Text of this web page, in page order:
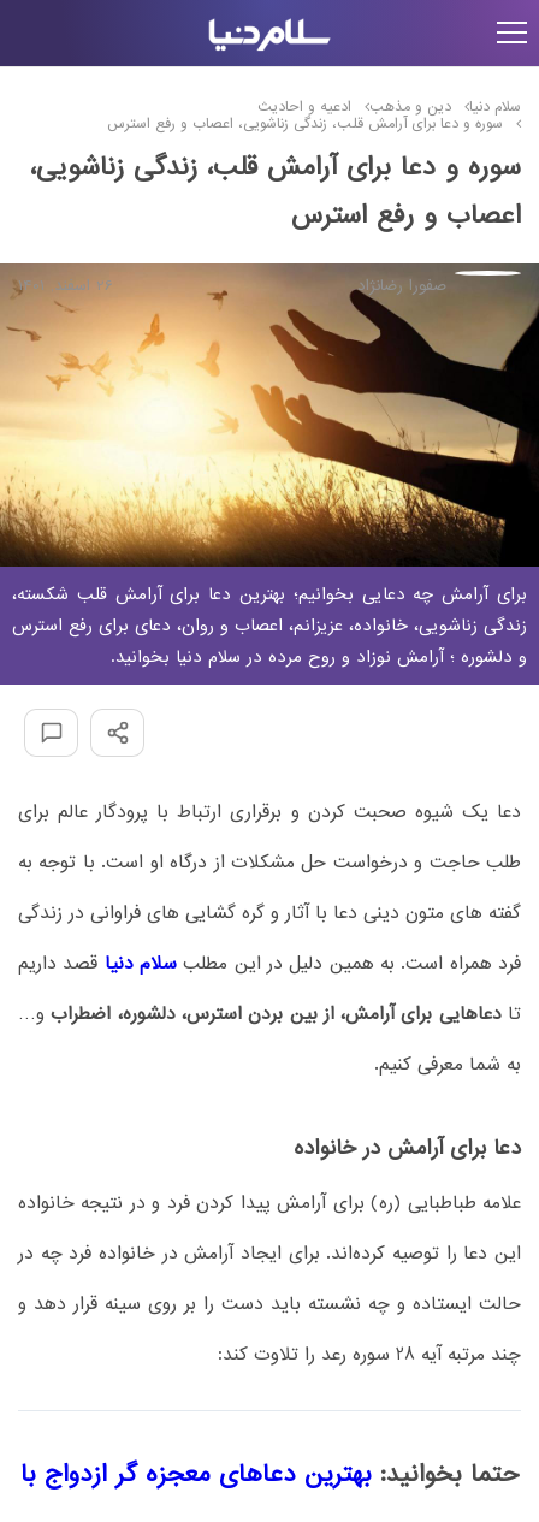
سلام دنیا دین و مذهب ادعیه و احادیث
سوره و دعا برای آرامش قلب، زندگی زناشویی، اعصاب و رفع استرس
سوره و دعا برای آرامش قلب، زندگی زناشویی،
اعصاب و رفع استرس
صفورا رضانژاد 26 اسفند, 1401
برای آرامش چه دعایی بخوانیم؛ بهترین دعا برای آرامش قلب شکسته،
زندگی زناشویی، خانواده، عزیزانم، اعصاب و روان، دعای برای رفع استرس
و دلشوره ؛ آرامش نوزاد و روح مرده در سلام دنیا بخوانید.
دعا یک شیوه صحبت کردن و برقراری ارتباط با پرودگار عالم برای
طلب حاجت و درخواست حل مشکلات از درگاه او است. با توجه به
گفته های متون دینی دعا با آثار و گره گشایی های فراوانی در زندگی
فرد همراه است. به همین دلیل در این مطلب سلام دنیا قصد داریم
تادعاهایی برای آرامش، از بین بردن استرس، دلشوره، اضطرابو…
به شما معرفی کنیم.
دعا برای آرامش در خانواده
علامه طباطبایی (ره) برای آرامش پیدا کردن فرد و در نتیجه خانواده
این دعا را توصیه کرده‌اند. برای ایجاد آرامش در خانواده فرد چه در
حالت ایستاده و چه نشسته باید دست را بر روی سینه قرار دهد و
چند مرتبه آیه 28 سوره رعد را تلاوت کند:
حتما بخوانید: بهترین دعاهای معجزه گر ازدواج با